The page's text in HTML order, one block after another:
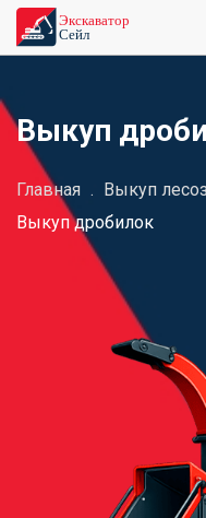
Выкуп
Главная . Выкуп
Выкуп дробилок